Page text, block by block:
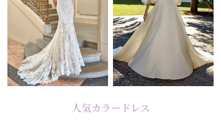
人気カラードレス